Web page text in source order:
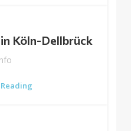
Köln-Dellbrück